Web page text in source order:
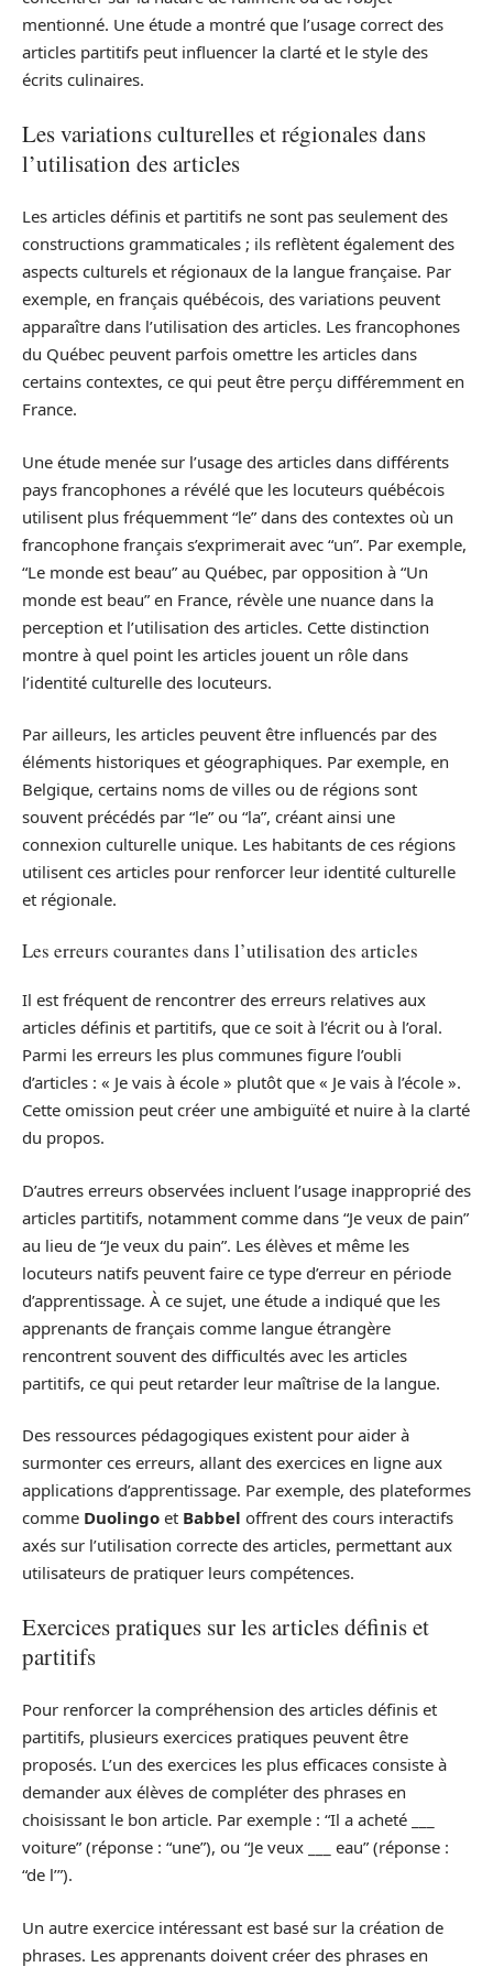
mentionné. Une étude a montré que l’usage correct des
articles partitifs peut influencer la clarté et le style des
écrits culinaires.
Les variations culturelles et régionales dans
l’utilisation des articles
Les articles définis et partitifs ne sont pas seulement des
constructions grammaticales ; ils reflètent également des
aspects culturels et régionaux de la langue française. Par
exemple, en français québécois, des variations peuvent
apparaître dans l’utilisation des articles. Les francophones
du Québec peuvent parfois omettre les articles dans
certains contextes, ce qui peut être perçu différemment en
France.
Une étude menée sur l’usage des articles dans différents
pays francophones a révélé que les locuteurs québécois
utilisent plus fréquemment “le” dans des contextes où un
francophone français s’exprimerait avec “un”. Par exemple,
“Le monde est beau” au Québec, par opposition à “Un
monde est beau” en France, révèle une nuance dans la
perception et l’utilisation des articles. Cette distinction
montre à quel point les articles jouent un rôle dans
l’identité culturelle des locuteurs.
Par ailleurs, les articles peuvent être influencés par des
éléments historiques et géographiques. Par exemple, en
Belgique, certains noms de villes ou de régions sont
souvent précédés par “le” ou “la”, créant ainsi une
connexion culturelle unique. Les habitants de ces régions
utilisent ces articles pour renforcer leur identité culturelle
et régionale.
Les erreurs courantes dans l’utilisation des articles
Il est fréquent de rencontrer des erreurs relatives aux
articles définis et partitifs, que ce soit à l’écrit ou à l’oral.
Parmi les erreurs les plus communes figure l’oubli
d’articles : « Je vais à école » plutôt que « Je vais à l’école ».
Cette omission peut créer une ambiguïté et nuire à la clarté
du propos.
D’autres erreurs observées incluent l’usage inapproprié des
articles partitifs, notamment comme dans “Je veux de pain”
au lieu de “Je veux du pain”. Les élèves et même les
locuteurs natifs peuvent faire ce type d’erreur en période
d’apprentissage. À ce sujet, une étude a indiqué que les
apprenants de français comme langue étrangère
rencontrent souvent des difficultés avec les articles
partitifs, ce qui peut retarder leur maîtrise de la langue.
Des ressources pédagogiques existent pour aider à
surmonter ces erreurs, allant des exercices en ligne aux
applications d’apprentissage. Par exemple, des plateformes
comme Duolingo et Babbel offrent des cours interactifs
axés sur l’utilisation correcte des articles, permettant aux
utilisateurs de pratiquer leurs compétences.
Exercices pratiques sur les articles définis et
partitifs
Pour renforcer la compréhension des articles définis et
partitifs, plusieurs exercices pratiques peuvent être
proposés. L’un des exercices les plus efficaces consiste à
demander aux élèves de compléter des phrases en
choisissant le bon article. Par exemple : “Il a acheté ___
voiture” (réponse : “une”), ou “Je veux ___ eau” (réponse :
“de l’”).
Un autre exercice intéressant est basé sur la création de
phrases. Les apprenants doivent créer des phrases en